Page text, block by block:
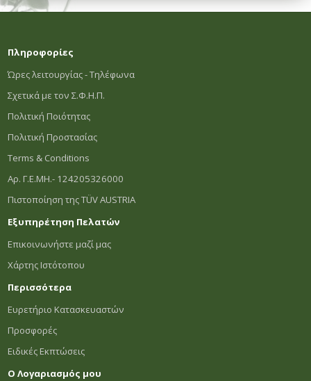
Πληροφορίες
Ώρες λειτουργίας - Τηλέφωνα
Σχετικά με τον Σ.Φ.Η.Π.
Πολιτική Ποιότητας
Πολιτική Προστασίας
Terms & Conditions
Αρ. Γ.Ε.ΜΗ.- 124205326000
Πιστοποίηση της TÜV AUSTRIA
Εξυπηρέτηση Πελατών
Επικοινωνήστε μαζί μας
Χάρτης Ιστότοπου
Περισσότερα
Ευρετήριο Κατασκευαστών
Προσφορές
Ειδικές Εκπτώσεις
Ο Λογαριασμός μου